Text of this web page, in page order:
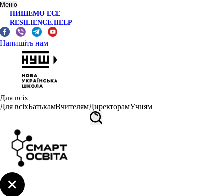
Меню
ПИШЕМО ЕСЕ
RESILIENCE.HELP
Напишіть нам
Для всіх
Для всіхБатькамВчителямДиректорамУчням